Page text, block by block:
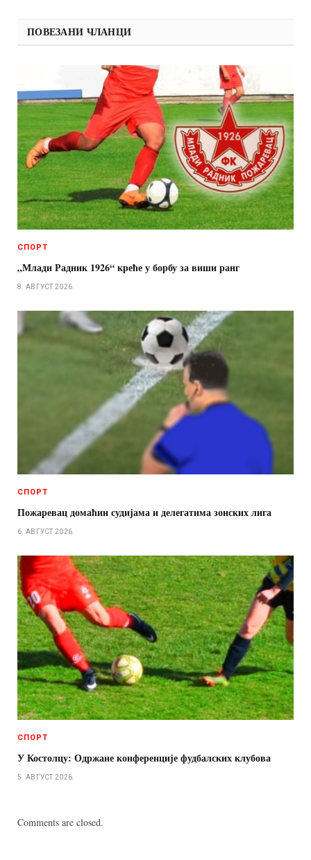
ПОВЕЗАНИ ЧЛАНЦИ
СПОРТ
„Млади Радник 1926“ креће у борбу за виши ранг
8. АВГУСТ 2026.
СПОРТ
Пожаревац домаћин судијама и делегатима зонских лига
6. АВГУСТ 2026.
СПОРТ
У Костолцу: Одржане конференције фудбалских клубова
5. АВГУСТ 2026.
Comments are closed.